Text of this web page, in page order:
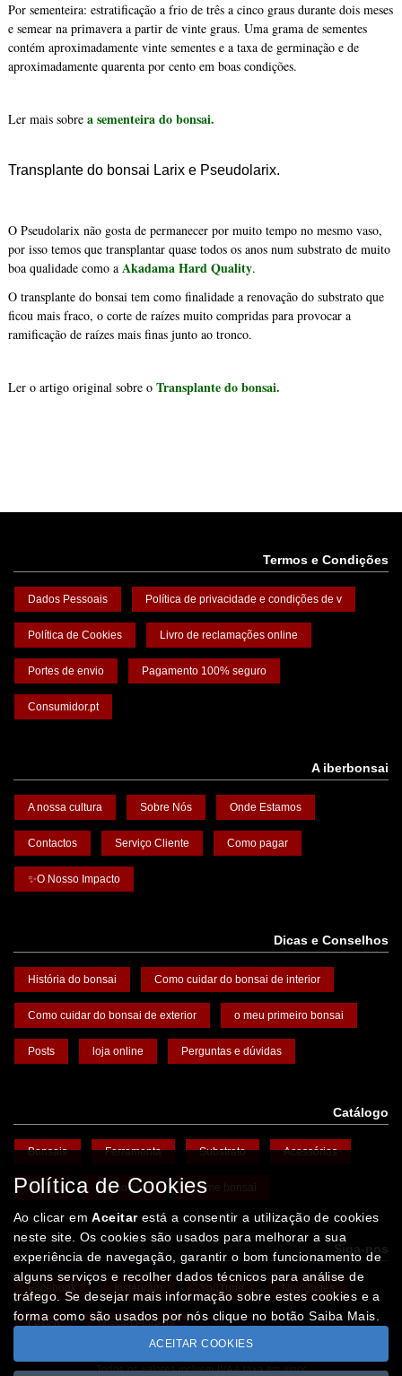
Por sementeira: estratificação a frio de três a cinco graus durante dois meses
e semear na primavera a partir de vinte graus. Uma grama de sementes
contém aproximadamente vinte sementes e a taxa de germinação e de
aproximadamente quarenta por cento em boas condições.
Ler mais sobre a sementeira do bonsai.
Transplante do bonsai Larix e Pseudolarix.
O Pseudolarix não gosta de permanecer por muito tempo no mesmo vaso,
por isso temos que transplantar quase todos os anos num substrato de muito
boa qualidade como a Akadama Hard Quality.
O transplante do bonsai tem como finalidade a renovação do substrato que
ficou mais fraco, o corte de raízes muito compridas para provocar a
ramificação de raízes mais finas junto ao tronco.
Ler o artigo original sobre o Transplante do bonsai.
Termos e Condições
Dados Pessoais Política de privacidade e condições de v
Política de Cookies Livro de reclamações online
Portes de envio Pagamento 100% seguro
Consumidor.pt
A iberbonsai
A nossa cultura Sobre Nós Onde Estamos
Contactos Serviço Cliente Como pagar
✨O Nosso Impacto
Dicas e Conselhos
História do bonsai Como cuidar do bonsai de interior
Como cuidar do bonsai de exterior o meu primeiro bonsai
Posts loja online Perguntas e dúvidas
Catálogo
Bonsais Ferramenta Substrato Acessórios
Vasos Promoções Arame bonsai
Siga-nos
Facebook Instagram YouTube Novidades
Léxico Missão Floresta
Todos os valores incluem IVA à taxa em vigor
Política de Cookies
Ao clicar emAceitarestá a consentir a utilização de cookies
neste site. Os cookies são usados para melhorar a sua
experiência de navegação, garantir o bom funcionamento de
alguns serviços e recolher dados técnicos para análise de
tráfego. Se desejar mais informação sobre estes cookies e a
forma como são usados por nós clique no botão Saiba Mais.
ACEITAR COOKIES